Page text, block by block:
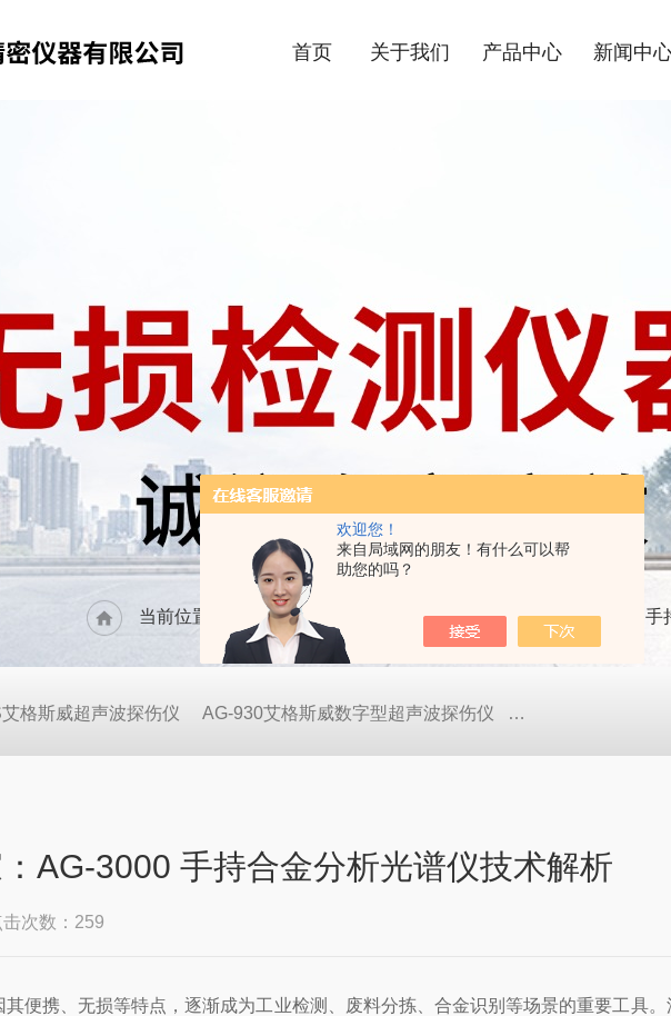
欢迎您！
来自局域网的朋友！有什么可以帮
助您的吗？
首页 关于我们 产品中心 新闻中
当前位置： 技术文章 光谱分析仪仪器厂家：AG-3000
格斯威超声波探伤仪 AG-930艾格斯威数字型超声波探伤仪 AG-900艾格斯威探
AG-3000 手持合金分析光谱仪技术解析
击次数：259
便携、无损等特点，逐渐成为工业检测、废料分拣、合金识别等场景的重要工具